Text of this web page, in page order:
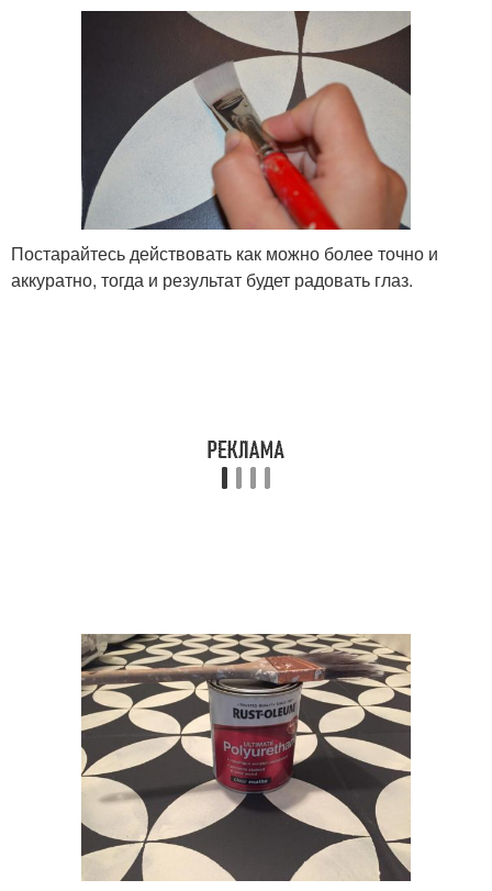
Постарайтесь действовать как можно более точно и
аккуратно, тогда и результат будет радовать глаз.